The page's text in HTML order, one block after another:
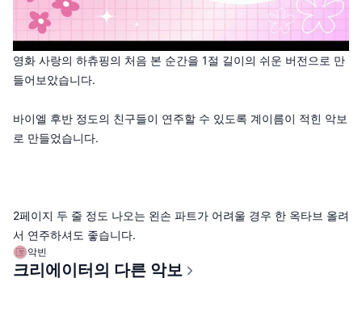
영화 사랑의 하츄핑의 처음 본 순간을 1절 길이의 쉬운 버전으로 만
들어보았습니다.
바이엘 후반 정도의 친구들이 연주할 수 있도록 계이름이 적힌 악보
로 만들었습니다.
2페이지 두 줄 정도 나오는 왼손 파트가 어려울 경우 한 옥타브 올려
서 연주하셔도 좋습니다.
악빈
크리에이터의 다른 악보